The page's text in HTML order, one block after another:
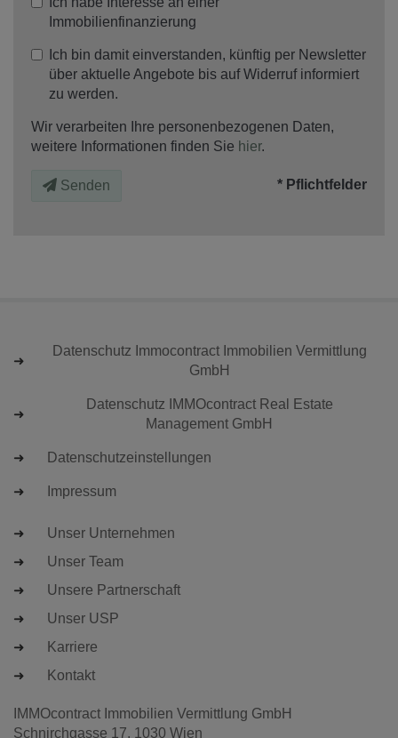
Immobilienfinanzierung
Ich bin damit einverstanden, künftig per Newsletter
über aktuelle Angebote bis auf Widerruf informiert
zu werden.
Wir verarbeiten Ihre personenbezogenen Daten,
weitere Informationen finden Sie hier.
Senden * Pflichtfelder
Datenschutz Immocontract Immobilien Vermittlung
GmbH
Datenschutz IMMOcontract Real Estate
Management GmbH
Datenschutzeinstellungen
Impressum
Unser Unternehmen
Unser Team
Unsere Partnerschaft
Unser USP
Karriere
Kontakt
IMMOcontract Immobilien Vermittlung GmbH
Schnirchgasse 17, 1030 Wien